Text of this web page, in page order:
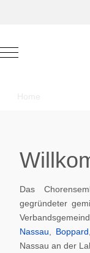
Mobile Menu Toggle
Home
Das
gegründeter
Nassau
Boppard
Nassau an der